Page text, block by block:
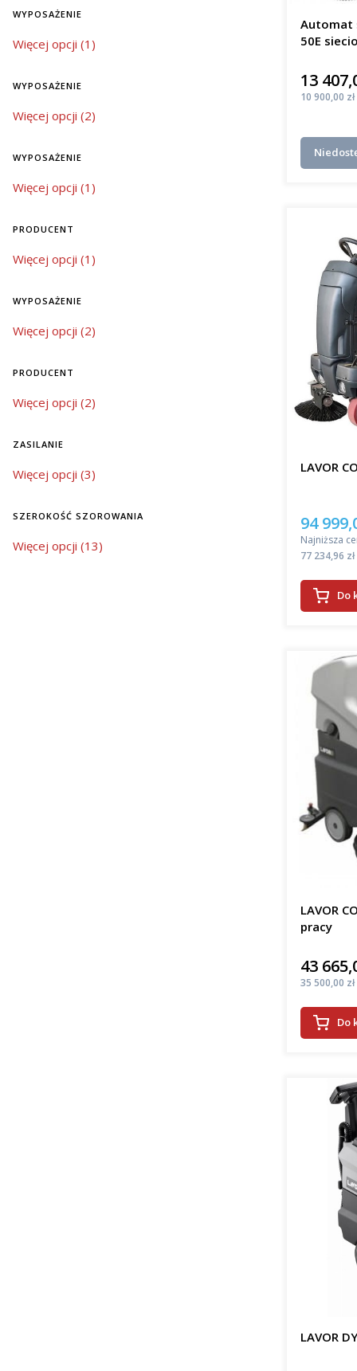
WYPOSAŻENIE
wyposażenie
Więcej opcji (1)
WYPOSAŻENIE
wyposażenie
Więcej opcji (2)
WYPOSAŻENIE
wyposażenie
Więcej opcji (1)
PRODUCENT
Producent
Więcej opcji (1)
WYPOSAŻENIE
wyposażenie
Więcej opcji (2)
PRODUCENT
Producent
Więcej opcji (2)
ZASILANIE
zasilanie
Więcej opcji (3)
SZEROKOŚĆ SZOROWANIA
szerokość szorowania
Więcej opcji (13)
Jaki
W
różnią się
jak
środków
bardziej
Jeśli
znacząco
do
można
Automat
50E
Cena
13
Cena
10 900,00 zł
LAVOR
Cena
94
Najniższa
Cena
77 234,96 zł
Do
LAVOR
pracy
Cena
43
Cena
35 500,00 zł
Do
LAVOR